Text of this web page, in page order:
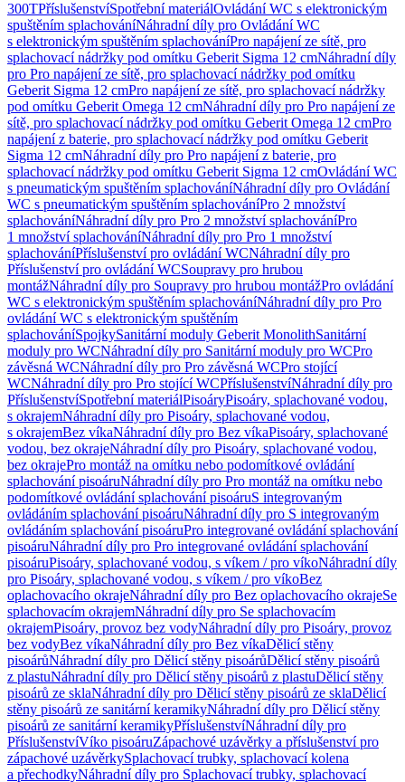
300TPříslušenstvíSpotřební materiálOvládání WC s elektronickým
spuštěním splachováníNáhradní díly pro Ovládání WC
s elektronickým spuštěním splachováníPro napájení ze sítě, pro
splachovací nádržky pod omítku Geberit Sigma 12 cmNáhradní díly
pro Pro napájení ze sítě, pro splachovací nádržky pod omítku
Geberit Sigma 12 cmPro napájení ze sítě, pro splachovací nádržky
pod omítku Geberit Omega 12 cmNáhradní díly pro Pro napájení ze
sítě, pro splachovací nádržky pod omítku Geberit Omega 12 cmPro
napájení z baterie, pro splachovací nádržky pod omítku Geberit
Sigma 12 cmNáhradní díly pro Pro napájení z baterie, pro
splachovací nádržky pod omítku Geberit Sigma 12 cmOvládání WC
s pneumatickým spuštěním splachováníNáhradní díly pro Ovládání
WC s pneumatickým spuštěním splachováníPro 2 množství
splachováníNáhradní díly pro Pro 2 množství splachováníPro
1 množství splachováníNáhradní díly pro Pro 1 množství
splachováníPříslušenství pro ovládání WCNáhradní díly pro
Příslušenství pro ovládání WCSoupravy pro hrubou
montážNáhradní díly pro Soupravy pro hrubou montážPro ovládání
WC s elektronickým spuštěním splachováníNáhradní díly pro Pro
ovládání WC s elektronickým spuštěním
splachováníSpojkySanitární moduly Geberit MonolithSanitární
moduly pro WCNáhradní díly pro Sanitární moduly pro WCPro
závěsná WCNáhradní díly pro Pro závěsná WCPro stojící
WCNáhradní díly pro Pro stojící WCPříslušenstvíNáhradní díly pro
PříslušenstvíSpotřební materiálPisoáryPisoáry, splachované vodou,
s okrajemNáhradní díly pro Pisoáry, splachované vodou,
s okrajemBez víkaNáhradní díly pro Bez víkaPisoáry, splachované
vodou, bez okrajeNáhradní díly pro Pisoáry, splachované vodou,
bez okrajePro montáž na omítku nebo podomítkové ovládání
splachování pisoáruNáhradní díly pro Pro montáž na omítku nebo
podomítkové ovládání splachování pisoáruS integrovaným
ovládáním splachování pisoáruNáhradní díly pro S integrovaným
ovládáním splachování pisoáruPro integrované ovládání splachování
pisoáruNáhradní díly pro Pro integrované ovládání splachování
pisoáruPisoáry, splachované vodou, s víkem / pro víkoNáhradní díly
pro Pisoáry, splachované vodou, s víkem / pro víkoBez
oplachovacího okrajeNáhradní díly pro Bez oplachovacího okrajeSe
splachovacím okrajemNáhradní díly pro Se splachovacím
okrajemPisoáry, provoz bez vodyNáhradní díly pro Pisoáry, provoz
bez vodyBez víkaNáhradní díly pro Bez víkaDělicí stěny
pisoárůNáhradní díly pro Dělicí stěny pisoárůDělicí stěny pisoárů
z plastuNáhradní díly pro Dělicí stěny pisoárů z plastuDělicí stěny
pisoárů ze sklaNáhradní díly pro Dělicí stěny pisoárů ze sklaDělicí
stěny pisoárů ze sanitární keramikyNáhradní díly pro Dělicí stěny
pisoárů ze sanitární keramikyPříslušenstvíNáhradní díly pro
PříslušenstvíVíko pisoáruZápachové uzávěrky a příslušenství pro
zápachové uzávěrkySplachovací trubky, splachovací kolena
a přechodkyNáhradní díly pro Splachovací trubky, splachovací